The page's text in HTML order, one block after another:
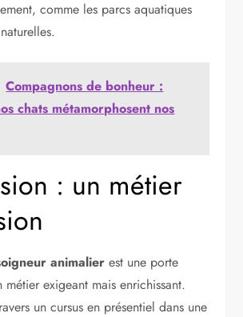
comme les parcs aquatiques
Compagnons de bonheur :
chats métamorphosent nos
: un métier
animalier est une porte
métier exigeant mais enrichissant.
un cursus en présentiel dans une